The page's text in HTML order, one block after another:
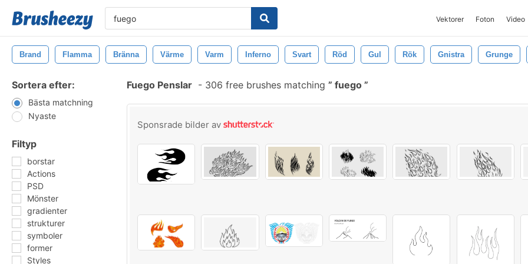
Vektorer Foton Video
Brand Flamma Bränna Värme Varm Inferno Svart Röd Gul Rök Gnistra Grunge
Sortera efter:
Bästa matchning
Nyaste
Filtyp
borstar
Actions
PSD
Mönster
gradienter
strukturer
symboler
former
Styles
Fuego Penslar - 306 free brushes matching fuego
Sponsrade bilder av